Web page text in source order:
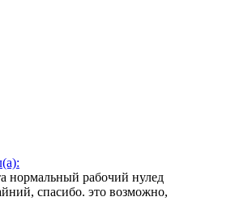
нормальный рабочий нулед
спасибо. это возможно,